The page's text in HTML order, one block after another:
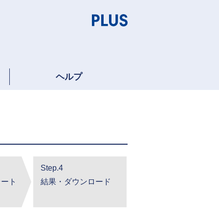
ヘルプ
ト
Step.4
結果・ダウンロード